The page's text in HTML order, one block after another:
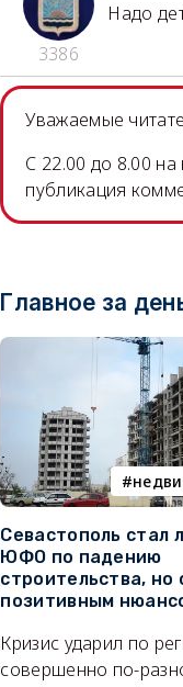
3386
Надо
Уважаемые
C 22.00 до 8.00
публикация
Главное за
Севастополь стал
ЮФО по падению
строительства, но
позитивным
Кризис ударил по
совершенно по-